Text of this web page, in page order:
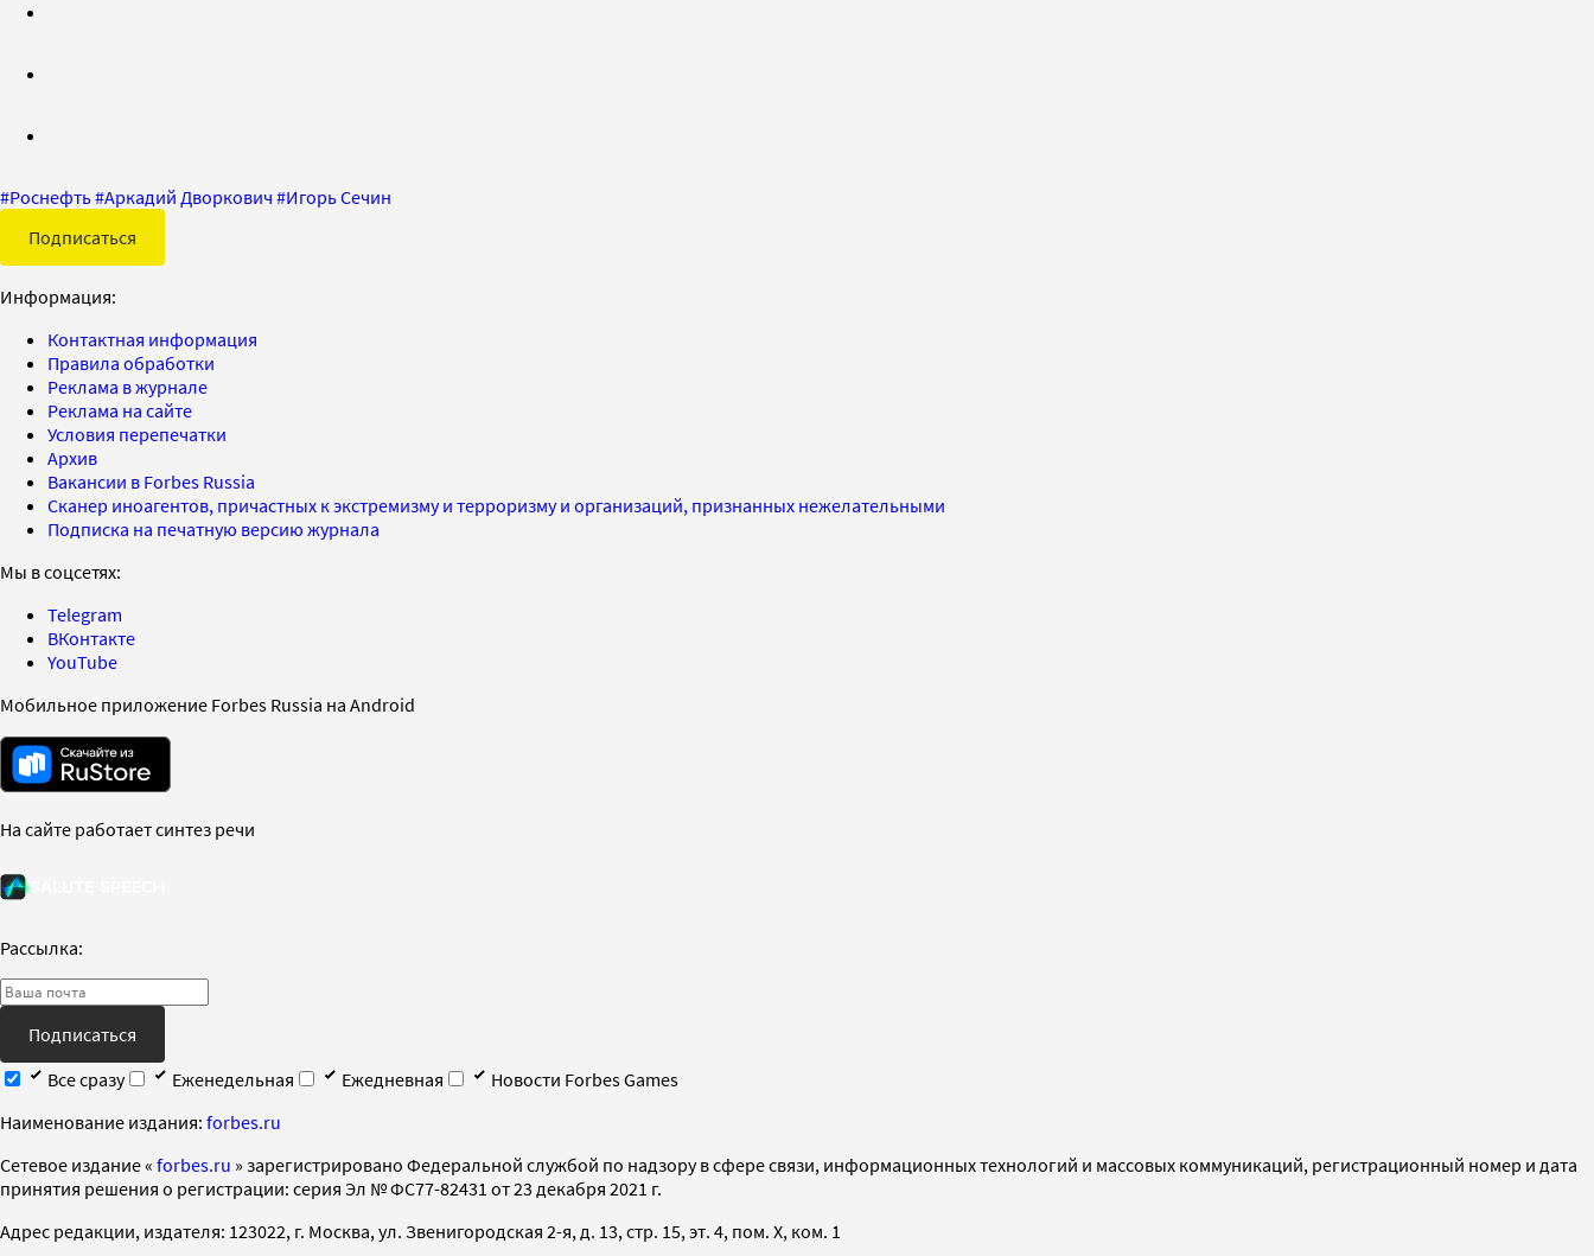
#Роснефть#Аркадий Дворкович #Игорь Сечин
Подписаться
Информация:
Контактная информация
Правила обработки
Реклама в журнале
Реклама на сайте
Условия перепечатки
Архив
Вакансии в Forbes Russia
Сканер иноагентов, причастных к экстремизму и терроризму и организаций, признанных нежелательными
Подписка на печатную версию журнала
Мы в соцсетях:
Telegram
ВКонтакте
YouTube
Мобильное приложение Forbes Russia на Android
На сайте работает синтез речи
Рассылка:
Подписаться
Все сразу
Еженедельная Ежедневная
Новости Forbes Games
Наименование издания: forbes.ru
Cетевое издание « forbes.ru » зарегистрировано Федеральной службой по надзору в сфере связи, информационных технологий и массовых коммуникаций, регистрационный номер и дата
принятия решения о регистрации: серия Эл № ФС77-82431 от 23 декабря 2021 г.
Адрес редакции, издателя: 123022, г. Москва, ул. Звенигородская 2-я, д. 13, стр. 15, эт. 4, пом. X, ком. 1